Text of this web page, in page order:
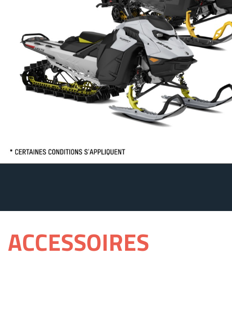
ACCESSOIRES